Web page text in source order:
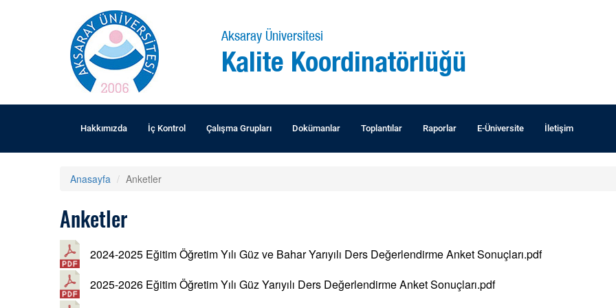
Aksaray Üniversitesi
Kalite Koordinatörlüğü
Hakkımızda İç Kontrol Çalışma Grupları Dokümanlar Toplantılar Raporlar E-Üniversite İletişim
Anasayfa Anketler
Anketler
2024-2025 Eğitim Öğretim Yılı Güz ve Bahar Yarıyılı Ders Değerlendirme Anket Sonuçları.pdf
2025-2026 Eğitim Öğretim Yılı Güz Yarıyılı Ders Değerlendirme Anket Sonuçları.pdf